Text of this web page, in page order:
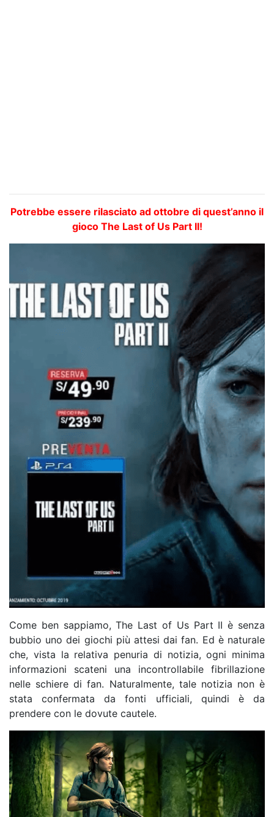
Potrebbe essere rilasciato ad ottobre di quest’anno il
gioco The Last of Us Part II!
Come ben sappiamo, The Last of Us Part II è senza
bubbio uno dei giochi più attesi dai fan. Ed è naturale
che, vista la relativa penuria di notizia, ogni minima
informazioni scateni una incontrollabile fibrillazione
nelle schiere di fan. Naturalmente, tale notizia non è
stata confermata da fonti ufficiali, quindi è da
prendere con le dovute cautele.